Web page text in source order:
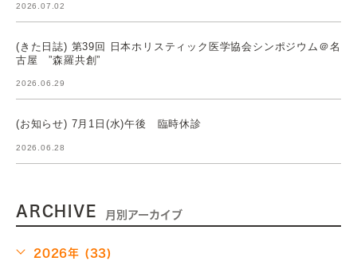
2026.07.02
(きた日誌) 第39回 日本ホリスティック医学協会シンポジウム＠名
古屋 ”森羅共創”
2026.06.29
(お知らせ) 7月1日(水)午後 臨時休診
2026.06.28
ARCHIVE 月別アーカイブ
2026年 (33)